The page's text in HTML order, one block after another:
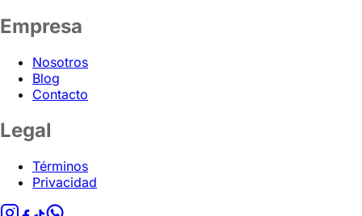
Empresa
Nosotros
Blog
Contacto
Legal
Términos
Privacidad